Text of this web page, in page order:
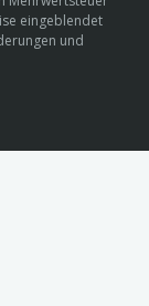
eingeblendet
und